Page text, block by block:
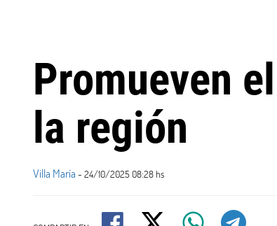
Promueven
la región
Villa María - 24/10/2025 08:28 hs